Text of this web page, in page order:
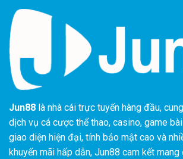
Jun88 là nhà cái trực tuyến hàng đầu,
dịch vụ cá cược thể thao, casino, game
giao diện hiện đại, tính bảo mật cao và
khuyến mãi hấp dẫn, Jun88 cam kết